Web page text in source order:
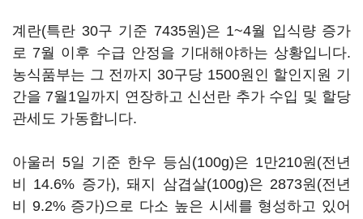
계란(특란 30구 기준 7435원)은 1~4월 입식량 증가
로 7월 이후 수급 안정을 기대해야하는 상황입니다.
농식품부는 그 전까지 30구당 1500원인 할인지원 기
간을 7월1일까지 연장하고 신선란 추가 수입 및 할당
관세도 가동합니다.
아울러 5일 기준 한우 등심(100g)은 1만210원(전년
비 14.6% 증가), 돼지 삼겹살(100g)은 2873원(전년
비 9.2% 증가)으로 다소 높은 시세를 형성하고 있어